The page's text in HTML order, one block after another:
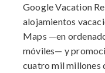
Google Vacation
alojamientos
Maps —en
móviles— y
cuatro mil millones